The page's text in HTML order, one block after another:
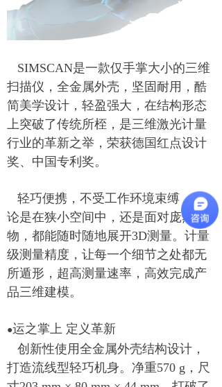
SIMSCAN是一款仅手掌大小的三维
扫描仪，全金属外壳，坚固耐用，酷
简美学设计，轻盈强大，在结构形态
上突破了传统所桎，是三维激光计量
行业的革新之举，荣获德国红点设计
奖、中国专利奖。
轻巧便携，不受工作环境束缚，无
论是在狭小空间中，还是面对庞然大
物，都能随时随地展开3D测量。计量
级测量精度，让每一个细节之处都无
所遁形，超高测量速率，高效完成产
品三维建模。
●运之掌上 定义革新
创新性使用全金属外壳结构设计，
打造流线型轻巧机身。净重570 g，尺